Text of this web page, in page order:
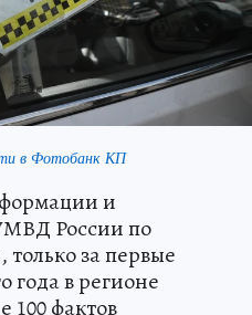
в Фотобанк КП
и
России по
за первые
года в регионе
100 фактов